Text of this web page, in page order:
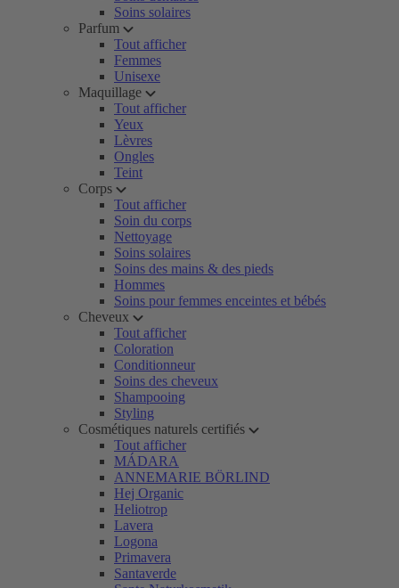
Soins solaires
Parfum
Tout afficher
Femmes
Unisexe
Maquillage
Tout afficher
Yeux
Lèvres
Ongles
Teint
Corps
Tout afficher
Soin du corps
Nettoyage
Soins solaires
Soins des mains & des pieds
Hommes
Soins pour femmes enceintes et bébés
Cheveux
Tout afficher
Coloration
Conditionneur
Soins des cheveux
Shampooing
Styling
Cosmétiques naturels certifiés
Tout afficher
MÁDARA
ANNEMARIE BÖRLIND
Hej Organic
Heliotrop
Lavera
Logona
Primavera
Santaverde